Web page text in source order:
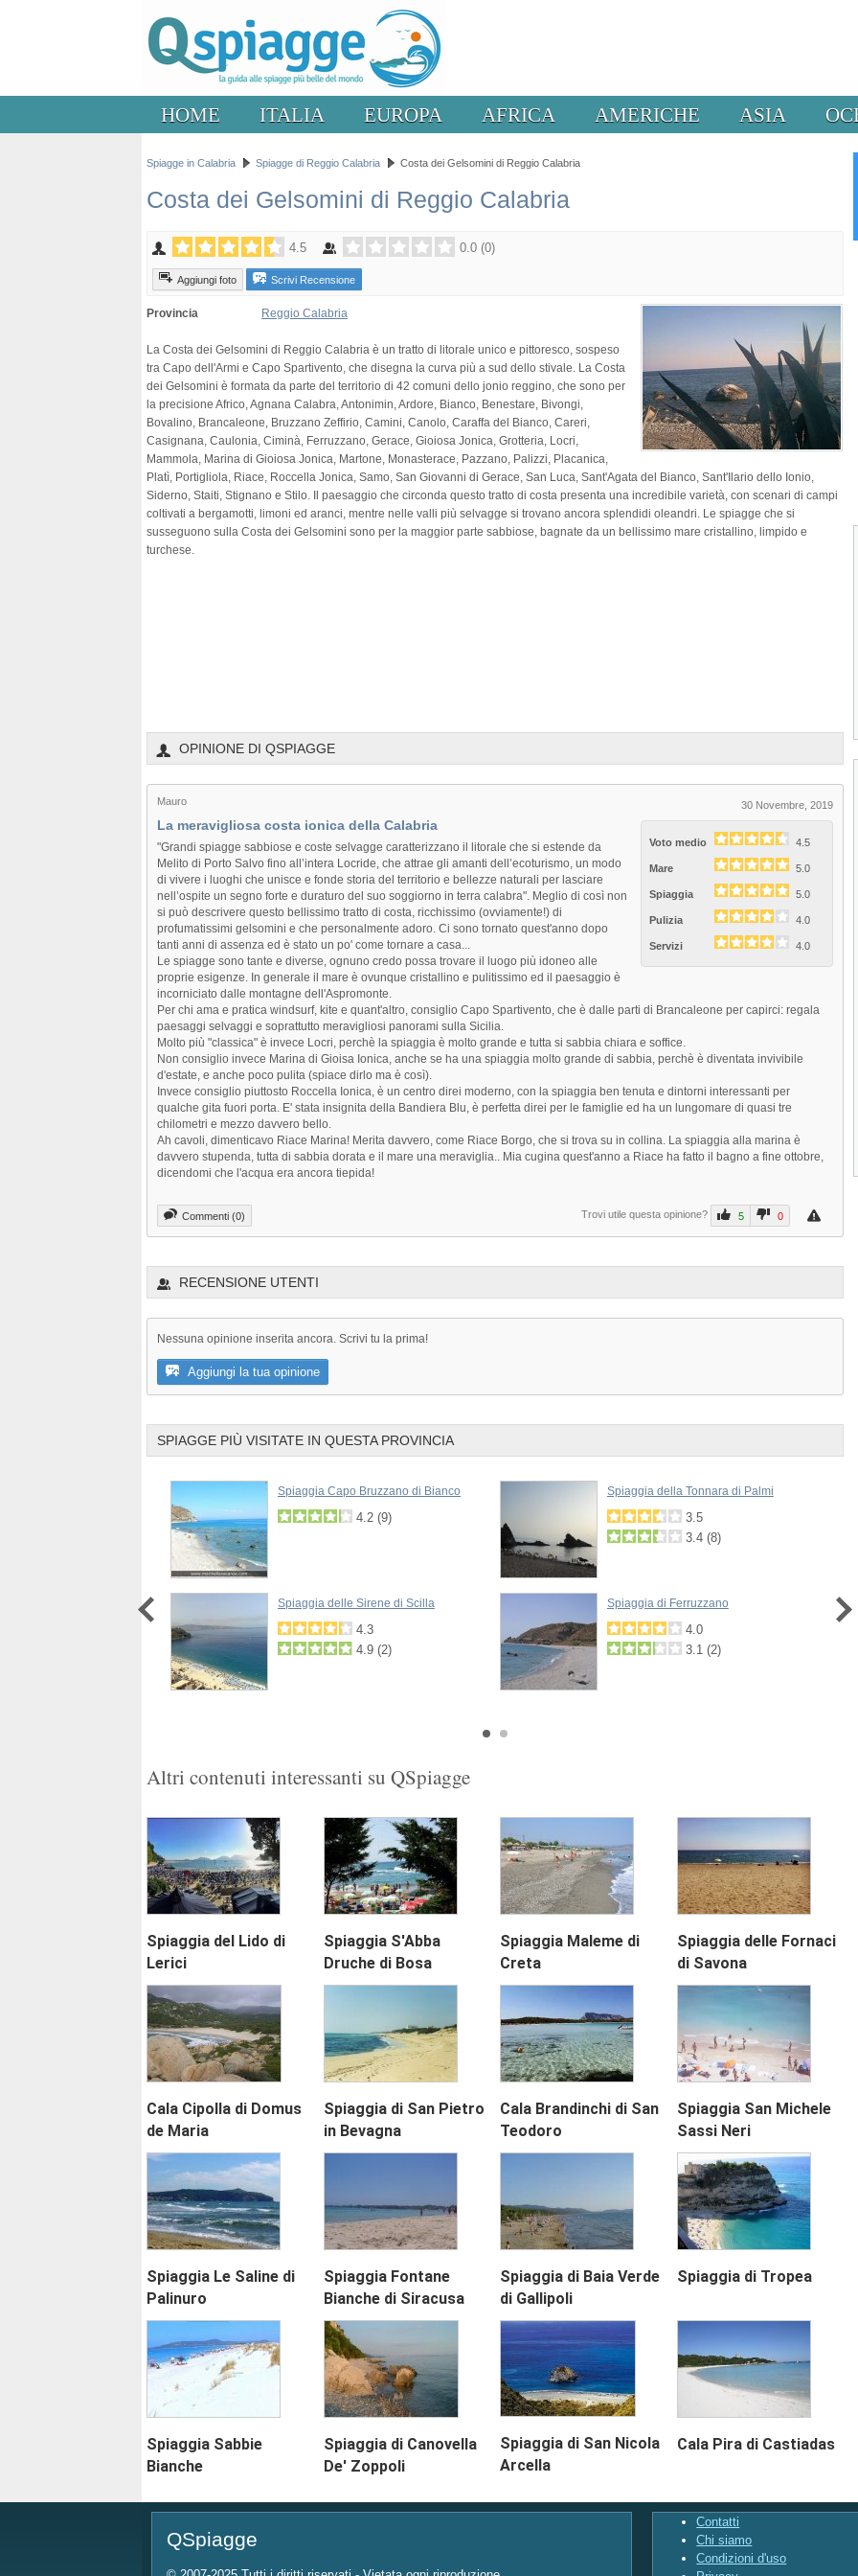
HOME ITALIA EUROPA AFRICA AMERICHE ASIA
Spiagge in Calabria Spiagge di Reggio Calabria Costa dei Gelsomini di Reggio Calabria
Costa dei Gelsomini di Reggio Calabria
4.5 0.0 (0)
Aggiungi foto Scrivi Recensione
Provincia Reggio Calabria
La Costa dei Gelsomini di Reggio Calabria è un tratto di litorale unico e pittoresco, sospeso
tra Capo dell'Armi e Capo Spartivento, che disegna la curva più a sud dello stivale. La Costa
dei Gelsomini è formata da parte del territorio di 42 comuni dello jonio reggino, che sono per
la precisione Africo, Agnana Calabra, Antonimin, Ardore, Bianco, Benestare, Bivongi,
Bovalino, Brancaleone, Bruzzano Zeffirio, Camini, Canolo, Caraffa del Bianco, Careri,
Casignana, Caulonia, Ciminà, Ferruzzano, Gerace, Gioiosa Jonica, Grotteria, Locri,
Mammola, Marina di Gioiosa Jonica, Martone, Monasterace, Pazzano, Palizzi, Placanica,
Platì, Portigliola, Riace, Roccella Jonica, Samo, San Giovanni di Gerace, San Luca, Sant'Agata del Bianco, Sant'Ilario dello Ionio,
Siderno, Staiti, Stignano e Stilo. Il paesaggio che circonda questo tratto di costa presenta una incredibile varietà, con scenari di campi
coltivati a bergamotti, limoni ed aranci, mentre nelle valli più selvagge si trovano ancora splendidi oleandri. Le spiagge che si
susseguono sulla Costa dei Gelsomini sono per la maggior parte sabbiose, bagnate da un bellissimo mare cristallino, limpido e
turchese.
OPINIONE DI QSPIAGGE
30 Novembre, 2019
Mauro
Voto medio 4.5
Mare 5.0
Spiaggia 5.0
Pulizia 4.0
Servizi 4.0
La meravigliosa costa ionica della Calabria
"Grandi spiagge sabbiose e coste selvagge caratterizzano il litorale che si estende da
Melito di Porto Salvo fino all’intera Locride, che attrae gli amanti dell’ecoturismo, un modo
di vivere i luoghi che unisce e fonde storia del territorio e bellezze naturali per lasciare
nell’ospite un segno forte e duraturo del suo soggiorno in terra calabra". Meglio di così non
si può descrivere questo bellissimo tratto di costa, ricchissimo (ovviamente!) di
profumatissimi gelsomini e che personalmente adoro. Ci sono tornato quest'anno dopo
tanti anni di assenza ed è stato un po' come tornare a casa...
Le spiagge sono tante e diverse, ognuno credo possa trovare il luogo più idoneo alle
proprie esigenze. In generale il mare è ovunque cristallino e pulitissimo ed il paesaggio è
incorniciato dalle montagne dell'Aspromonte.
Per chi ama e pratica windsurf, kite e quant'altro, consiglio Capo Spartivento, che è dalle parti di Brancaleone per capirci: regala
paesaggi selvaggi e soprattutto meravigliosi panorami sulla Sicilia.
Molto più "classica" è invece Locri, perchè la spiaggia è molto grande e tutta si sabbia chiara e soffice.
Non consiglio invece Marina di Gioisa Ionica, anche se ha una spiaggia molto grande di sabbia, perchè è diventata invivibile
d'estate, e anche poco pulita (spiace dirlo ma è così).
Invece consiglio piuttosto Roccella Ionica, è un centro direi moderno, con la spiaggia ben tenuta e dintorni interessanti per
qualche gita fuori porta. E' stata insignita della Bandiera Blu, è perfetta direi per le famiglie ed ha un lungomare di quasi tre
chilometri e mezzo davvero bello.
Ah cavoli, dimenticavo Riace Marina! Merita davvero, come Riace Borgo, che si trova su in collina. La spiaggia alla marina è
davvero stupenda, tutta di sabbia dorata e il mare una meraviglia.. Mia cugina quest'anno a Riace ha fatto il bagno a fine ottobre,
dicendomi che l'acqua era ancora tiepida!
Commenti (0) Trovi utile questa opinione? 5 0
RECENSIONE UTENTI
Nessuna opinione inserita ancora. Scrivi tu la prima!
Aggiungi la tua opinione
SPIAGGE PIÙ VISITATE IN QUESTA PROVINCIA
Spiaggia Capo Bruzzano di Bianco
4.2 (9)
Spiaggia della Tonnara di Palmi
3.5
3.4 (8)
Spiaggia delle Sirene di Scilla
4.3
4.9 (2)
Spiaggia di Ferruzzano
4.0
3.1 (2)
Prev
Altri contenuti interessanti su QSpiagge
Spiaggia del Lido di
Lerici
Spiaggia S'Abba
Druche di Bosa
Spiaggia Maleme di
Creta
Spiaggia delle Fornaci
di Savona
Cala Cipolla di Domus
de Maria
Spiaggia di San Pietro
in Bevagna
Cala Brandinchi di San
Teodoro
Spiaggia San Michele
Sassi Neri
Spiaggia Le Saline di
Palinuro
Spiaggia Fontane
Bianche di Siracusa
Spiaggia di Baia Verde
di Gallipoli
Spiaggia di Tropea
Spiaggia Sabbie
Bianche
Spiaggia di Canovella
De' Zoppoli
Spiaggia di San Nicola
Arcella
Cala Pira di Castiadas
Next
QSpiagge
Contatti
Chi siamo
Condizioni d'uso